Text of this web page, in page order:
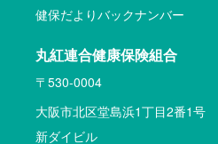
健保だよりバックナンバー
丸紅連合健康保険組合
〒530-0004
大阪市北区堂島浜1丁目2番1号
新ダイビル